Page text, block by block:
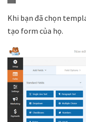
Khi bạn đã chọn
tạo form của họ.